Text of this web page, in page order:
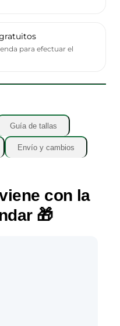
para efectuar el
Guía de tallas
Envío y cambios
con la
🎁